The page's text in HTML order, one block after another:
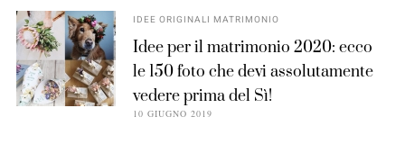
IDEE ORIGINALI MATRIMONIO
Idee per il matrimonio 2020: ecco
le 150 foto che devi assolutamente
vedere prima del Sì!
10 GIUGNO 2019